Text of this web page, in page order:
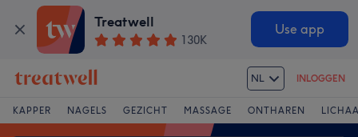
Treatwell
130K
Use app
NL INLOGGEN
KAPPER NAGELS GEZICHT MASSAGE ONTHAREN